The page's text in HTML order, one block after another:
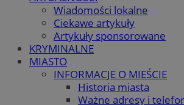
Wiadomości lokalne
Ciekawe artykuły
Artykuły sponsorowane
KRYMINALNE
MIASTO
INFORMACJE O MIEŚCIE
Historia miasta
Ważne adresy i